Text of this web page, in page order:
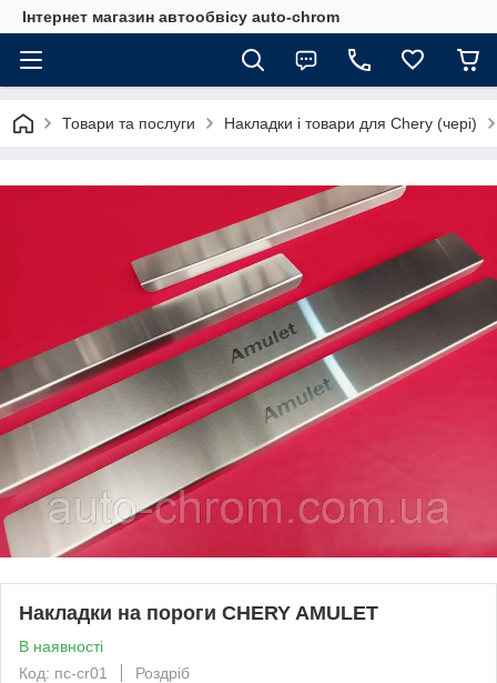
Інтернет магазин автообвісу auto-chrom
Товари та послуги Накладки і товари для Chery (чері)
Накладки на пороги CHERY AMULET
В наявності
Код: пс-cr01
Роздріб